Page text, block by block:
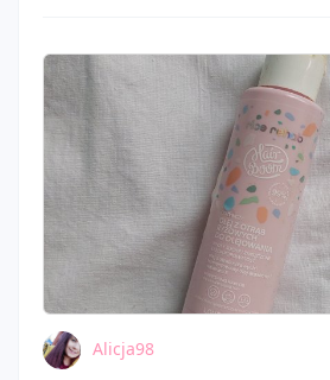
Alicja98